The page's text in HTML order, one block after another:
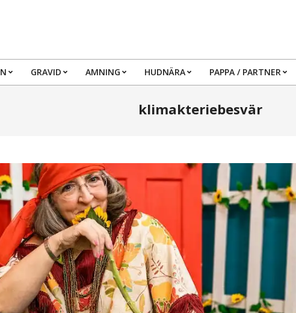
Primary
Menu
GRAVID AMNING HUDNÄRA PAPPA / PARTNER
klimakteriebesvär